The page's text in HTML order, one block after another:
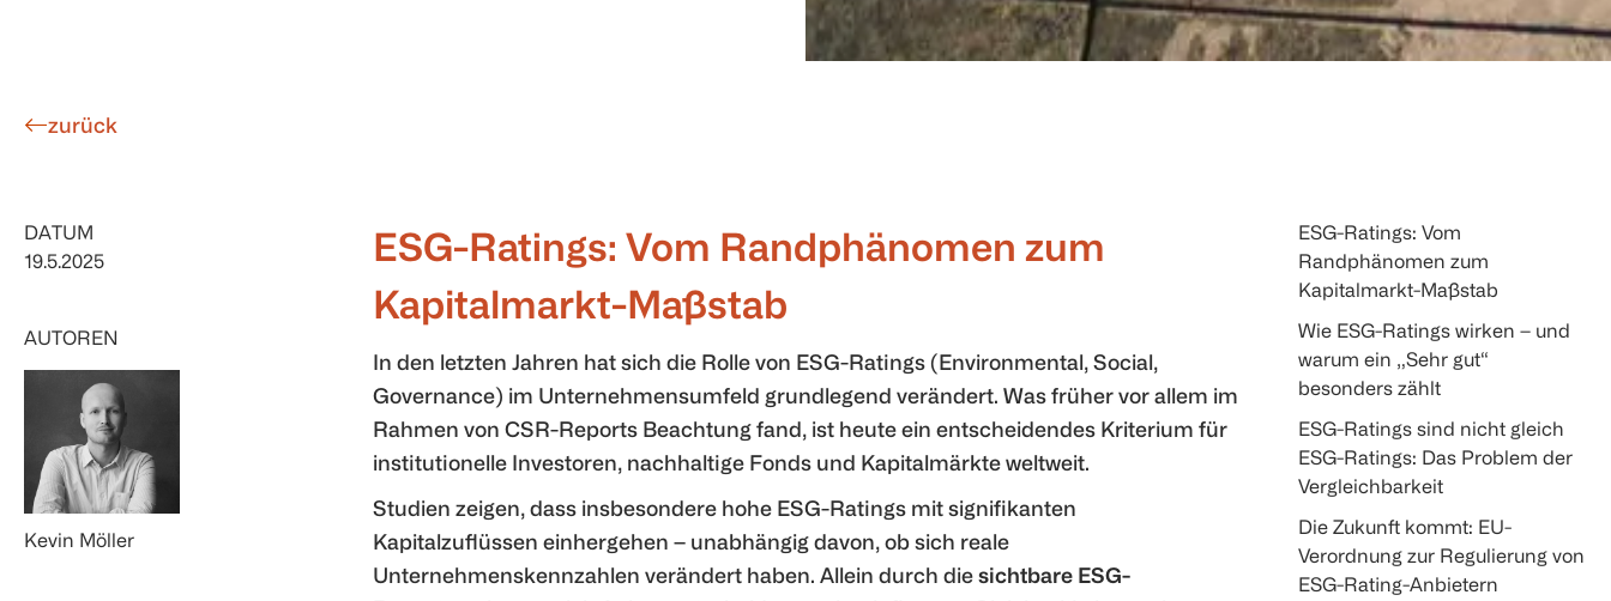
zurück
DATUM
19.5.2025
AUTOREN
Kevin Möller
ESG-Ratings: Vom Randphänomen zum
Kapitalmarkt-Maßstab
In den letzten Jahren hat sich die Rolle von ESG-Ratings (Environmental, Social,
Governance) im Unternehmensumfeld grundlegend verändert. Was früher vor allem im
Rahmen von CSR-Reports Beachtung fand, ist heute ein entscheidendes Kriterium für
institutionelle Investoren, nachhaltige Fonds und Kapitalmärkte weltweit.
Studien zeigen, dass insbesondere hohe ESG-Ratings mit signifikanten
Kapitalzuflüssen einhergehen – unabhängig davon, ob sich reale
Unternehmenskennzahlen verändert haben. Allein durch die sichtbare ESG-
‍ESG-Ratings: Vom
Randphänomen zum
Kapitalmarkt-Maßstab
Wie ESG-Ratings wirken – und
warum ein „Sehr gut“
besonders zählt
ESG-Ratings sind nicht gleich
ESG-Ratings: Das Problem der
Vergleichbarkeit
Die Zukunft kommt: EU-
Verordnung zur Regulierung von
ESG-Rating-Anbietern